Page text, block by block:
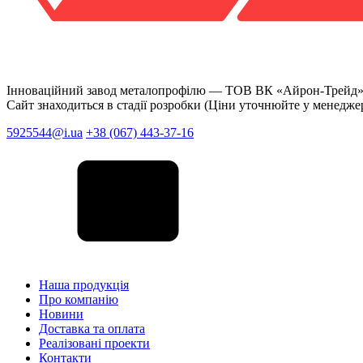
Інноваційний завод металопрофілю — ТОВ ВК «Айрон-Трейд»
Сайт знаходиться в стадії розробки (Ціни уточнюйте у
5925544@i.ua +38 (067) 443-37-16
Наша продукція
Про компанію
Новини
Доставка та оплата
Реалізовані проекти
Контакти